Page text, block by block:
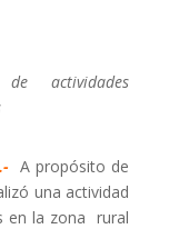
actividades
A propósito de
una actividad
en la zona rural